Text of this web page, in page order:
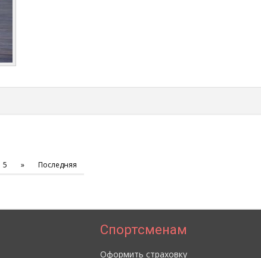
5 » Последняя
Спортсменам
Оформить страховку